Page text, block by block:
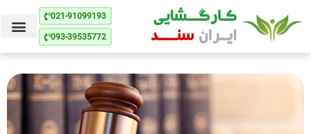
021-91099193
093-39535772